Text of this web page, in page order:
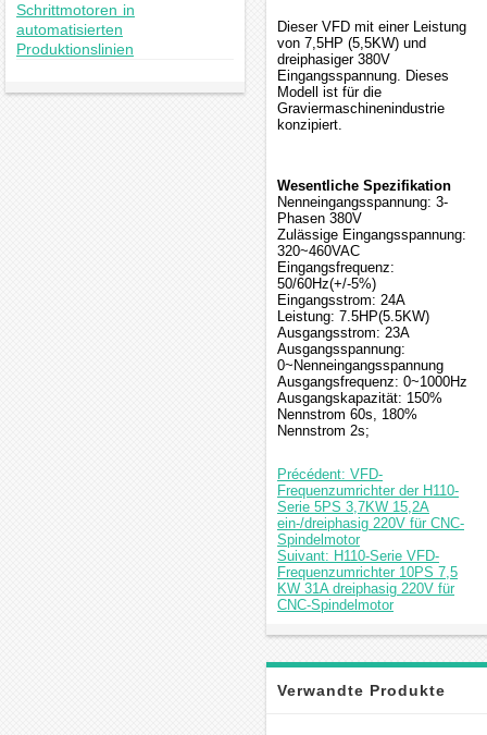
Schrittmotoren in
automatisierten
Produktionslinien
Dieser VFD mit einer Leistung
von 7,5HP (5,5KW) und
dreiphasiger 380V
Eingangsspannung. Dieses
Modell ist für die
Graviermaschinenindustrie
konzipiert.
Wesentliche Spezifikation
Nenneingangsspannung: 3-
Phasen 380V
Zulässige Eingangsspannung:
320~460VAC
Eingangsfrequenz:
50/60Hz(+/-5%)
Eingangsstrom: 24A
Leistung: 7.5HP(5.5KW)
Ausgangsstrom: 23A
Ausgangsspannung:
0~Nenneingangsspannung
Ausgangsfrequenz: 0~1000Hz
Ausgangskapazität: 150%
Nennstrom 60s, 180%
Nennstrom 2s;
Précédent: VFD-
Frequenzumrichter der H110-
Serie 5PS 3,7KW 15,2A
ein-/dreiphasig 220V für CNC-
Spindelmotor
Suivant: H110-Serie VFD-
Frequenzumrichter 10PS 7,5
KW 31A dreiphasig 220V für
CNC-Spindelmotor
Verwandte Produkte